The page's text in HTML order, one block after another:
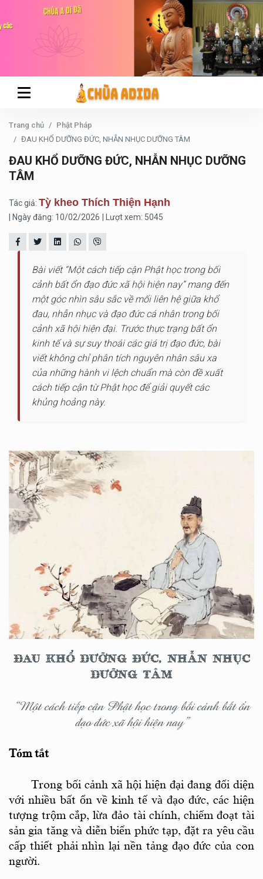
Trang chủ
Phật Pháp
ĐAU KHỔ DƯỠNG ĐỨC, NHẪN NHỤC DƯỠNG TÂM
ĐAU KHỔ DƯỠNG ĐỨC, NHẪN NHỤC DƯỠNG
TÂM
Tác giả: Tỳ kheo Thích Thiện Hạnh
| Ngày đăng: 10/02/2026 | Lượt xem: 5045
Bài viết “Một cách tiếp cận Phật học trong bối
cảnh bất ổn đạo đức xã hội hiện nay” mang đến
một góc nhìn sâu sắc về mối liên hệ giữa khổ
đau, nhẫn nhục và đạo đức cá nhân trong bối
cảnh xã hội hiện đại. Trước thực trạng bất ổn
kinh tế và sự suy thoái các giá trị đạo đức, bài
viết không chỉ phân tích nguyên nhân sâu xa
của những hành vi lệch chuẩn mà còn đề xuất
cách tiếp cận từ Phật học để giải quyết các
khủng hoảng này.
ĐAU KHỔ DƯỠNG ĐỨC, NHẪN NHỤC
DƯỠNG TÂM
“Một cách tiếp cận Phật học trong bối cảnh bất ổn
đạo đức xã hội hiện nay”
Tóm tắt
Trong bối cảnh xã hội hiện đại đang đối diện
với nhiều bất ổn về kinh tế và đạo đức, các hiện
tượng trộm cắp, lừa đảo tài chính, chiếm đoạt tài
sản gia tăng và diễn biến phức tạp, đặt ra yêu cầu
cấp thiết phải nhìn lại nền tảng đạo đức của con
người.